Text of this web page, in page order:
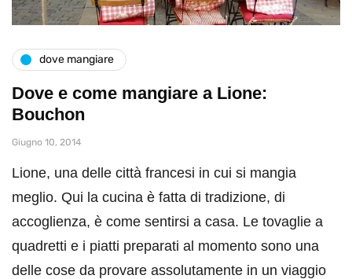
dove mangiare
Dove e come mangiare a Lione:
Bouchon
Giugno 10, 2014
Lione, una delle città francesi in cui si mangia
meglio. Qui la cucina è fatta di tradizione, di
accoglienza, è come sentirsi a casa. Le tovaglie a
quadretti e i piatti preparati al momento sono una
delle cose da provare assolutamente in un viaggio